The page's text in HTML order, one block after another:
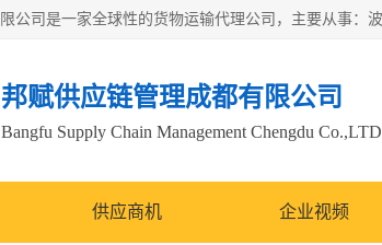
邦赋供应链管理成都有限公司
Bangfu Supply Chain Management Chengdu Co.,LTD
供应商机 企业视频